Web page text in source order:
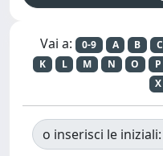
Vai a: 0-9 A B C
K
L M N O P
X
o inserisci le iniziali: